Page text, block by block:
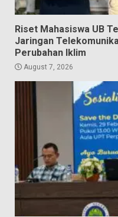
Riset Mahasiswa UB
Jaringan
Perubahan Iklim
August 7, 2026